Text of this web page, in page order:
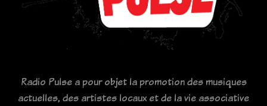
Radio Pulse a pour objet la promotion des musiques
actuelles, des artistes locaux et de la vie associative